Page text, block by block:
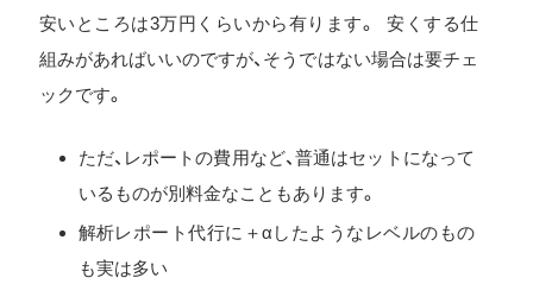
安いところは3万円くらいから有ります。 安くする仕
組みがあればいいのですが、そうではない場合は要チェ
ックです。
ただ、レポートの費用など、普通はセットになって
いるものが別料金なこともあります。
解析レポート代行に＋αしたようなレベルのもの
も実は多い